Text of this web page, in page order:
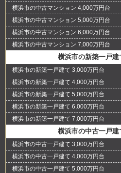
横浜市の中古マンション 4,000万円台
横浜市の中古マンション 5,000万円台
横浜市の中古マンション 6,000万円台
横浜市の中古マンション 7,000万円台
横浜市の新築一戸
横浜市の新築一戸建て 3,000万円台
横浜市の新築一戸建て 4,000万円台
横浜市の新築一戸建て 5,000万円台
横浜市の新築一戸建て 6,000万円台
横浜市の新築一戸建て 7,000万円台
横浜市の中古一戸
横浜市の中古一戸建て 3,000万円台
横浜市の中古一戸建て 4,000万円台
横浜市の中古一戸建て 5,000万円台